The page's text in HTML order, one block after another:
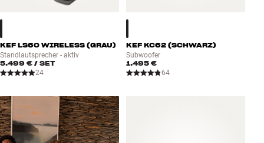
KEF LS60 WIRELESS (GRAU)
Standlautsprecher - aktiv
5.499 € / SET
24
KEF KC62 (SCHWARZ)
Subwoofer
1.495 €
64